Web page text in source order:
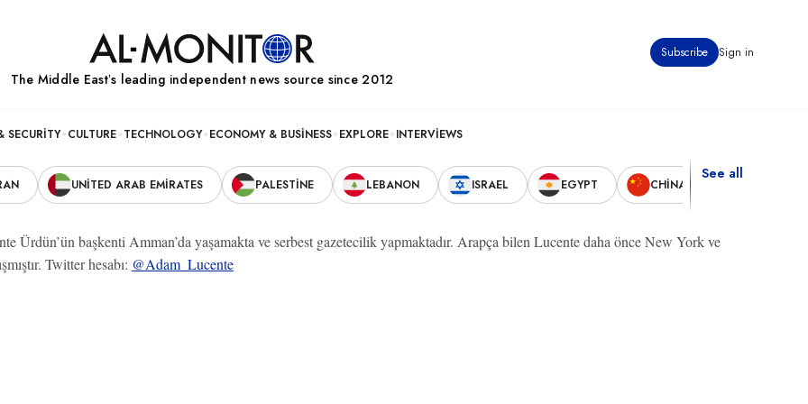
Subscribe Sign in
The Middle Eastʼs leading independent news source since 2012
SECURITY CULTURE TECHNOLOGY ECONOMY & BUSINESS EXPLORE INTERVIEWS
UNITED ARAB EMIRATES PALESTINE LEBANON ISRAEL EGYPT CHINA
See all
Ürdün’ün başkenti Amman’da yaşamakta ve serbest gazetecilik yapmaktadır. Arapça bilen Lucente daha önce New York ve
Twitter hesabı: @Adam_Lucente